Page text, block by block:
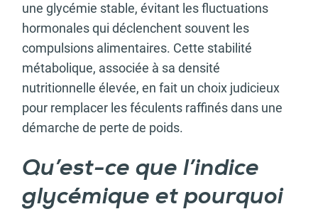
une glycémie stable, évitant les fluctuations
hormonales qui déclenchent souvent les
compulsions alimentaires. Cette stabilité
métabolique, associée à sa densité
nutritionnelle élevée, en fait un choix judicieux
pour remplacer les féculents raffinés dans une
démarche de perte de poids.
Qu’est-ce que l’indice
glycémique et pourquoi